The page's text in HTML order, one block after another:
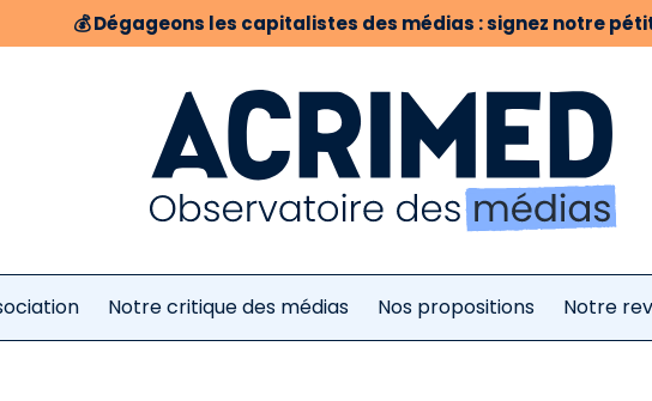
💰Dégageons les capitalistes des médias : signez notre
Notre critique des médias Nos propositions Notre